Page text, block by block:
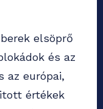
elsöprő
és az
az európai,
értékek